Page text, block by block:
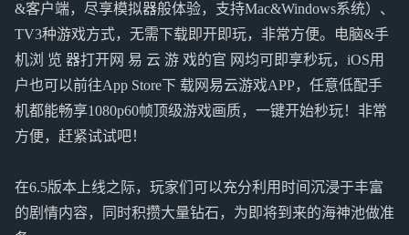
&客户端，尽享模拟器般体验，支持Mac&Windows系统）、
TV3种游戏方式，无需下载即开即玩，非常方便。电脑&手
机浏 览 器打开网 易 云 游 戏的官 网均可即享秒玩，iOS用
户也可以前往App Store下 载网易云游戏APP，任意低配手
机都能畅享1080p60帧顶级游戏画质，一键开始秒玩！非常
方便，赶紧试试吧！
在6.5版本上线之际，玩家们可以充分利用时间沉浸于丰富
的剧情内容，同时积攒大量钻石，为即将到来的海神池做准